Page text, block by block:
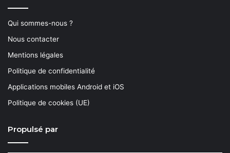
Qui sommes-nous ?
Nous contacter
Mentions légales
Politique de confidentialité
Applications mobiles Android et iOS
Politique de cookies (UE)
Propulsé par